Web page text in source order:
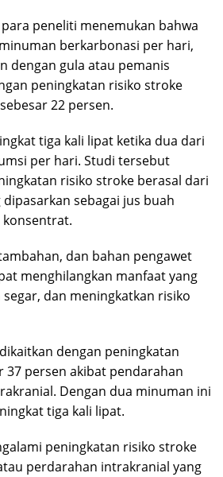
peneliti menemukan bahwa
berkarbonasi per hari,
dengan gula atau pemanis
peningkatan risiko stroke
22 persen.
tiga kali lipat ketika dua dari
per hari. Studi tersebut
risiko stroke berasal dari
sebagai jus buah
dan bahan pengawet
menghilangkan manfaat yang
dan meningkatkan risiko
dengan peningkatan
37 persen akibat pendarahan
Dengan dua minuman ini
tiga kali lipat.
peningkatan risiko stroke
perdarahan intrakranial yang